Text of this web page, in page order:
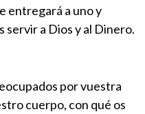
entregará a uno y
servir a Dios y al Dinero.
por vuestra
cuerpo, con qué os